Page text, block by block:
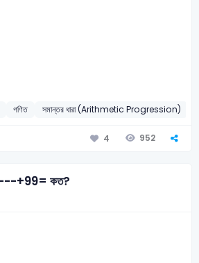
গণিত সমান্তর ধারা (Arithmetic Progression)
4 952
+99= কত?